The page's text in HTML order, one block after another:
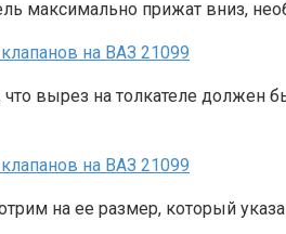
максимально прижат вниз,
что вырез на толкателе
на ее размер, который